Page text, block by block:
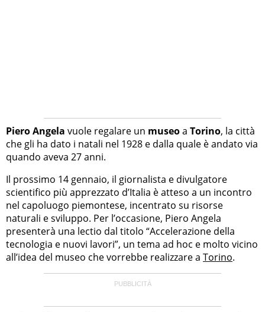
Piero Angela vuole regalare un museoa Torino, la città
che gli ha dato i natali nel 1928 e dalla quale è andato via
quando aveva 27 anni.
Il prossimo 14 gennaio, il giornalista e divulgatore
scientifico più apprezzato d’Italia è atteso a un incontro
nel capoluogo piemontese, incentrato su risorse
naturali e sviluppo. Per l’occasione, Piero Angela
presenterà una lectio dal titolo “Accelerazione della
tecnologia e nuovi lavori”, un tema ad hoc e molto vicino
all’idea del museo che vorrebbe realizzare a Torino.